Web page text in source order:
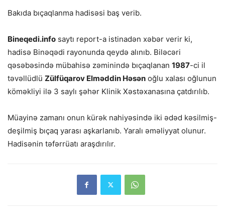
Bakıda bıçaqlanma hadisəsi baş verib.
Bineqedi.info saytı report-a istinadən xəbər verir ki,
hadisə Binəqədi rayonunda qeydə alınıb. Biləcəri
qəsəbəsində mübahisə zəminində bıçaqlanan 1987-ci il
təvəllüdlü Zülfüqarov Elməddin Həsən oğlu xalası oğlunun
köməkliyi ilə 3 saylı şəhər Klinik Xəstəxanasına çatdırılıb.
Müayinə zamanı onun kürək nahiyəsində iki ədəd kəsilmiş-
deşilmiş bıçaq yarası aşkarlanıb. Yaralı əməliyyat olunur.
Hadisənin təfərrüatı araşdırılır.